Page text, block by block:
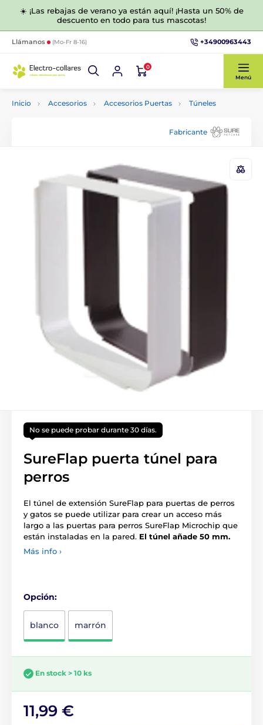
☀️ ¡Las rebajas de verano ya están aquí! ¡Hasta un 50% de
descuento en todo para tus mascotas!
Llámanos (Mo-Fr 8-16) +34900963443
0
Menú
Inicio Accesorios Accesorios Puertas Túneles
Fabricante
No se puede probar durante 30 días.
SureFlap puerta túnel para
perros
El túnel de extensión SureFlap para puertas de perros
y gatos se puede utilizar para crear un acceso más
largo a las puertas para perros SureFlap Microchip que
están instaladas en la pared. El túnel añade 50 mm.
Más info ›
Opción:
blanco marrón
En stock > 10 ks
11,99 €